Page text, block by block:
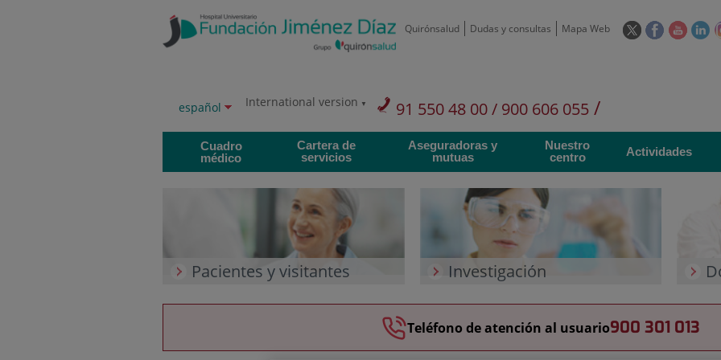
contenido
Quirónsalud Dudas y consultas Mapa Web
Este
ventana
nueva.
Este
ventana
nueva.
Este
nueva.
Selector
Idioma
español International version 91 550 48 00 / 900 606 055/
Privados: 91 090 05 16
Cuadro
médico
Cartera de
servicios
Aseguradoras y
mutuas
Nuestro
centro
Actividades
Pacientes y visitantes Investigación
Teléfono de atención al usuario900 301 013